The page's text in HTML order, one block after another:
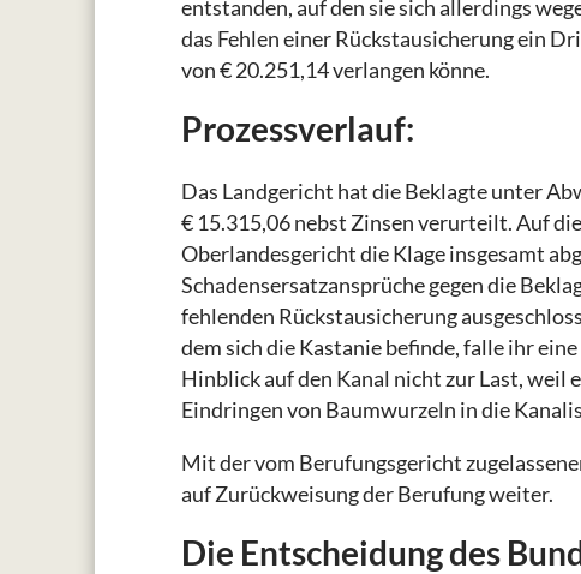
entstanden, auf den sie sich allerdings
das Fehlen einer Rückstausicherung ein
von € 20.251,14 verlangen könne.
Prozessverlauf:
Das Landgericht hat die Beklagte unter
€ 15.315,06 nebst Zinsen verurteilt. Auf
Oberlandesgericht die Klage insgesamt
Schadensersatzansprüche gegen die
fehlenden Rückstausicherung
dem sich die Kastanie befinde, falle ihr
Hinblick auf den Kanal nicht zur Last, weil
Eindringen von Baumwurzeln in die
Mit der vom Berufungsgericht
auf Zurückweisung der Berufung weiter.
Die Entscheidung des